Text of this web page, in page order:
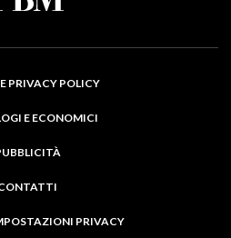
PRIVACY POLICY
E ECONOMICI
PRIVACY